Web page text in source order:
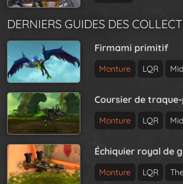
DERNIERS GUIDES DES
Firmami primitif
Monture LQR
Coursier de
Monture LQR
Échiquier royal de
Monture LQR